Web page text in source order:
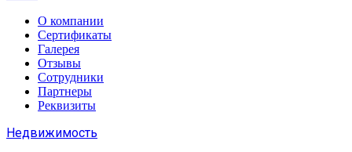
О компании
Сертификаты
Галерея
Отзывы
Сотрудники
Партнеры
Реквизиты
Недвижимость